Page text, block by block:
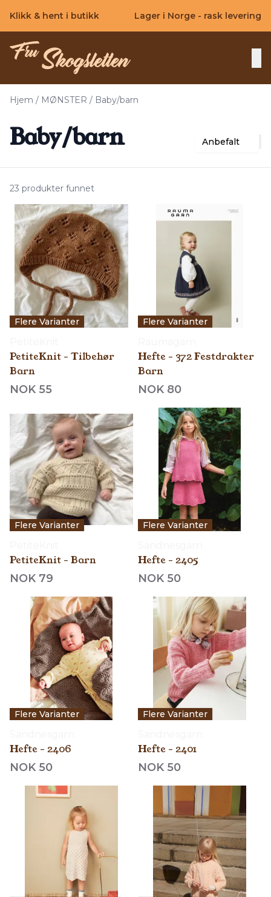
Klikk & hent i butikk Lager i Norge - rask levering
Hjem / MØNSTER / Baby/barn
Baby/barn Anbefalt
23 produkter funnet
Flere Varianter
PetiteKnit - Tilbehør
Barn
NOK 55
Flere Varianter
Hefte - 372 Festdrakter
Barn
NOK 80
Flere Varianter
PetiteKnit - Barn
NOK 79
Flere Varianter
Hefte - 2405
NOK 50
Flere Varianter
Hefte - 2406
NOK 50
Flere Varianter
Hefte - 2401
NOK 50